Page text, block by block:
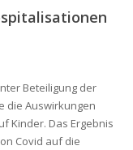
Beteiligung der
die Auswirkungen
Kinder. Das Ergebnis
Covid auf die